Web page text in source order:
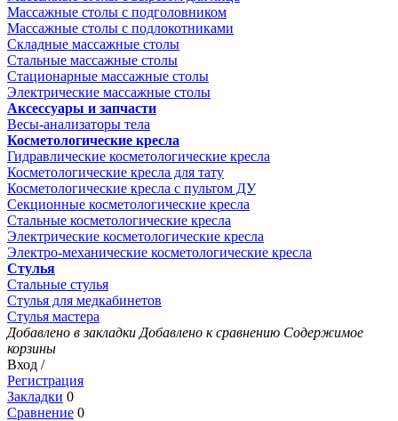
Массажные столы с подголовником
Массажные столы с подлокотниками
Складные массажные столы
Стальные массажные столы
Стационарные массажные столы
Электрические массажные столы
Аксессуары и запчасти
Весы-анализаторы тела
Косметологические кресла
Гидравлические косметологические кресла
Косметологические кресла для тату
Косметологические кресла с пультом ДУ
Секционные косметологические кресла
Стальные косметологические кресла
Электрические косметологические кресла
Электро-механические косметологические кресла
Стулья
Стальные стулья
Стулья для медкабинетов
Стулья мастера
Добавлено в закладки Добавлено к сравнению Содержимое
корзины
Вход /
Регистрация
Закладки 0
Сравнение 0